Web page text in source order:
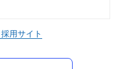
採用サイト